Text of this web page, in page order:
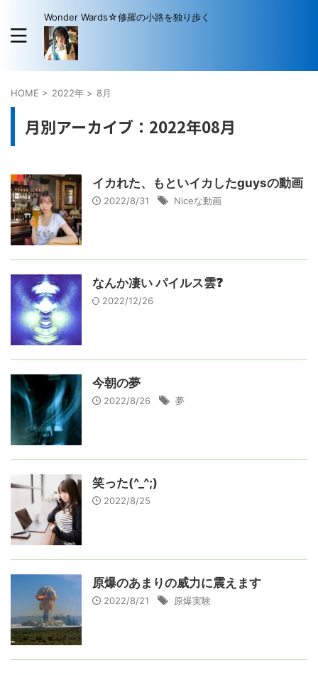
Wonder Wards☆修羅の小路を独り歩く
HOME > 2022年 > 8月
月別アーカイブ：2022年08月
イカれた、もといイカしたguysの動画
2022/8/31 Niceな動画
なんか凄い パイルス雲❓
2022/12/26
今朝の夢
2022/8/26 夢
笑った(^_^;)
2022/8/25
原爆のあまりの威力に震えます
2022/8/21 原爆実験